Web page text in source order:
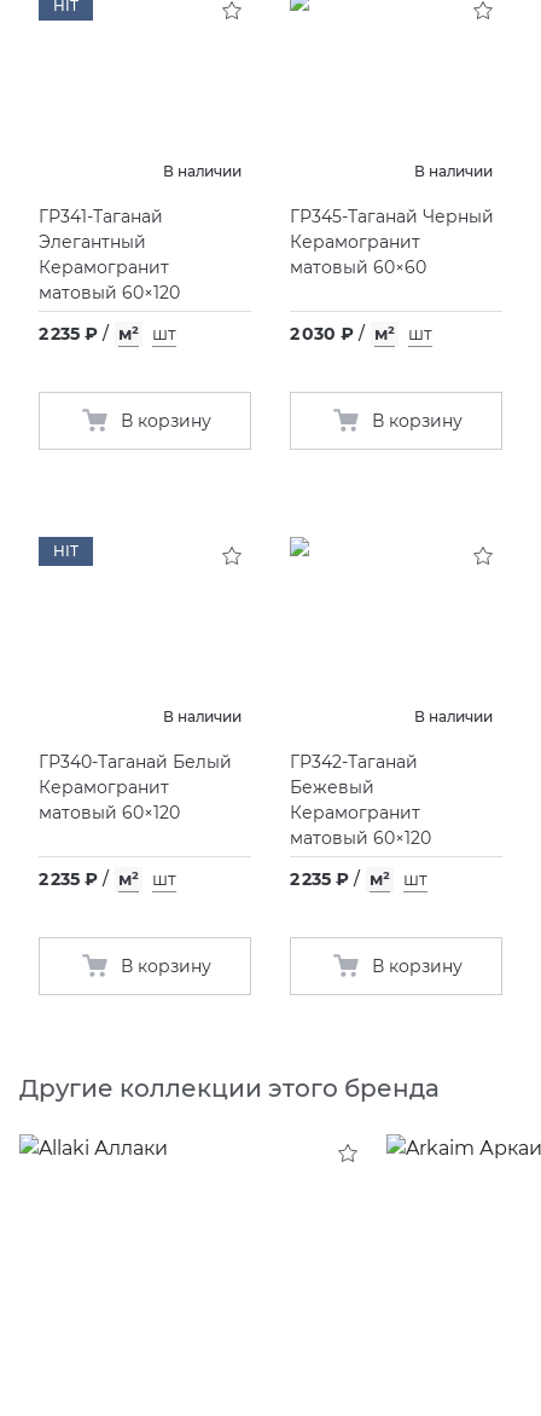
HIT
В наличии
ГР341-Таганай
Элегантный
Керамогранит
матовый 60×120
2 235 ₽ / м² шт
В корзину
В наличии
ГР345-Таганай Черный
Керамогранит
матовый 60×60
2 030 ₽ / м² шт
В корзину
HIT
В наличии
ГР340-Таганай Белый
Керамогранит
матовый 60×120
2 235 ₽ / м² шт
В корзину
В наличии
ГР342-Таганай
Бежевый
Керамогранит
матовый 60×120
2 235 ₽ / м² шт
В корзину
Другие коллекции этого бренда